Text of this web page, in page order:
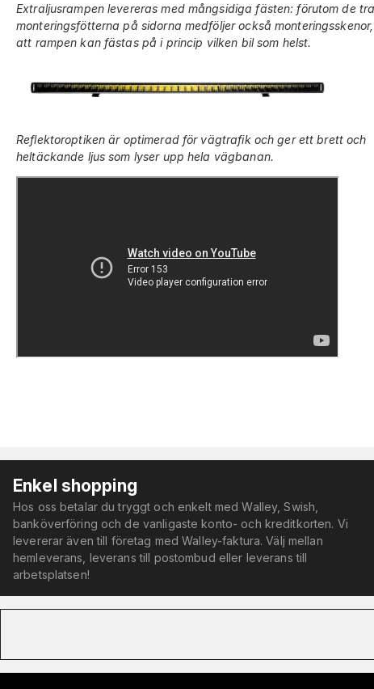
Extraljusrampen levereras med mångsidiga fästen: förutom de traditionella
monteringsfötterna på sidorna medföljer också monteringsskenor, som gör
att rampen kan fästas på i princip vilken bil som helst.
Reflektoroptiken är optimerad för vägtrafik och ger ett brett och
heltäckande ljus som lyser upp hela vägbanan.
Enkel shopping
Hos oss betalar du tryggt och enkelt med Walley, Swish,
banköverföring och de vanligaste konto- och kreditkorten. Vi
levererar även till företag med Walley-faktura. Välj mellan
hemleverans, leverans till postombud eller leverans till
arbetsplatsen!